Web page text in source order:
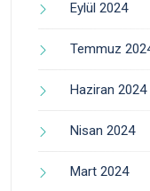
Eylül 2024
Temmuz
Haziran 2024
Nisan 2024
Mart 2024